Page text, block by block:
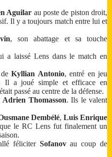
Aguilar au poste de piston droit,
Il y a toujours match entre lui et
, son abattage et sa touche
a laissé Lens dans le match en
deKyllian Antonio, entré en jeu
Il a joué simple et efficace en
passé au centre de la défense.
Adrien Thomasson. Ils le valent
Dembélé, Luis Enrique
le RC Lens fut finalement un
féliciter Sofanovau coup de